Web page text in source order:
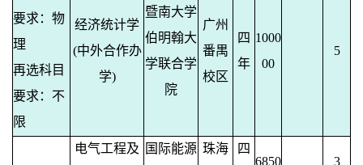
要求：物
理
再选科目
要求：不
限
经济统计学
(中外合作办
学)
暨南大学
伯明翰大
学联合学
院
广州
番禺
校区
四
年
1000
00
5
电气工程及 国际能源 珠海
四
6850
3